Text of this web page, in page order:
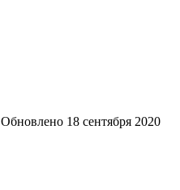
Обновлено 18 сентября 2020